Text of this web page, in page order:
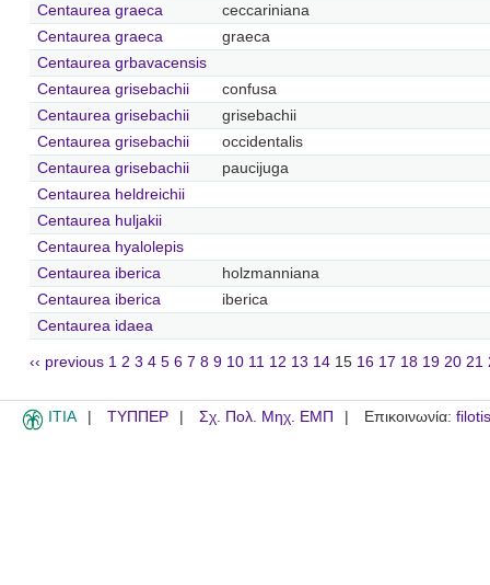
Centaurea graeca
ceccariniana
Centaurea graeca
graeca
Centaurea grbavacensis
Centaurea grisebachii
confusa
Centaurea grisebachii
grisebachii
Centaurea grisebachii
occidentalis
Centaurea grisebachii
paucijuga
Centaurea heldreichii
Centaurea huljakii
Centaurea hyalolepis
Centaurea iberica
holzmanniana
Centaurea iberica
iberica
Centaurea idaea
‹‹ previous 1 2 3 4 5 6 7 8 9 10 11 12 13 14 15 16 17 18 19 20 21
ITIA ΤΥΠΠΕΡ Σχ. Πολ. Μηχ. ΕΜΠ Επικοινωνία: